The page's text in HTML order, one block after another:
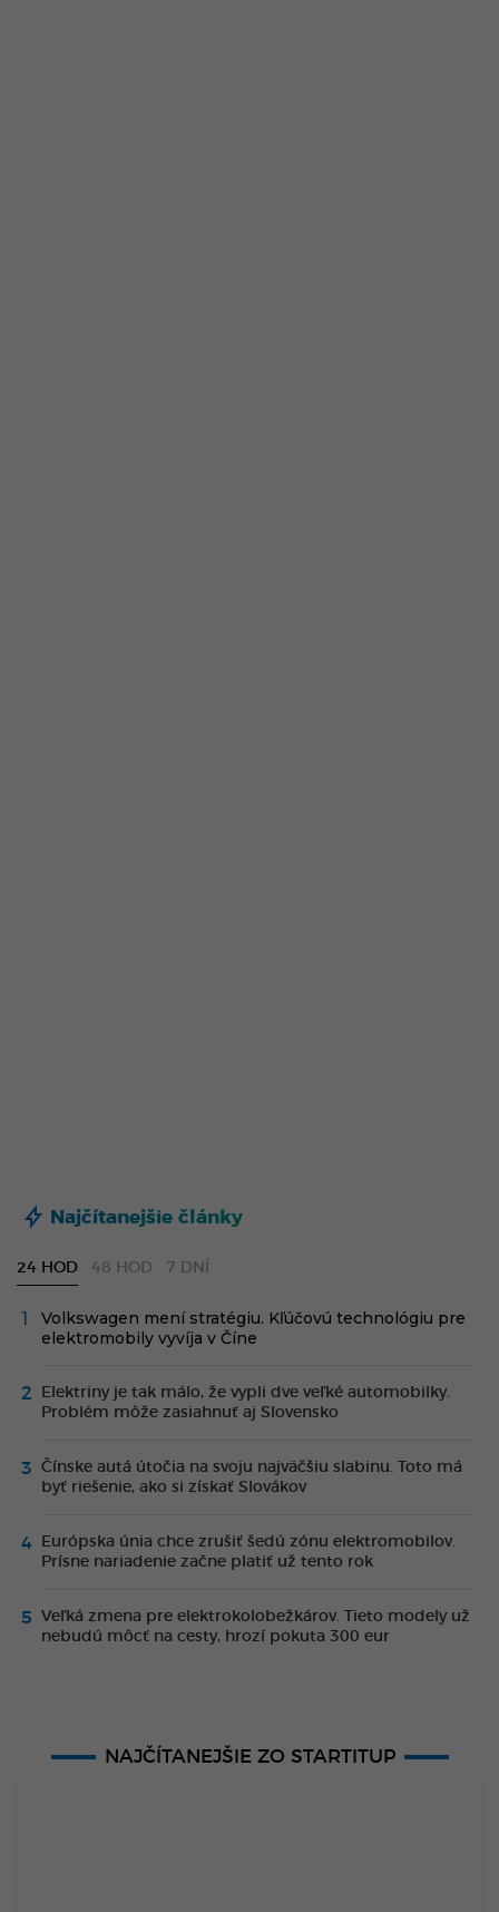
Najčítanejšie články
24 HOD 48 HOD 7 DNÍ
Volkswagen mení stratégiu. Kľúčovú technológiu pre
elektromobily vyvíja v Číne
Elektriny je tak málo, že vypli dve veľké automobilky.
Problém môže zasiahnuť aj Slovensko
Čínske autá útočia na svoju najväčšiu slabinu. Toto má
byť riešenie, ako si získať Slovákov
Európska únia chce zrušiť šedú zónu elektromobilov.
Prísne nariadenie začne platiť už tento rok
Veľká zmena pre elektrokolobežkárov. Tieto modely už
nebudú môcť na cesty, hrozí pokuta 300 eur
NAJČÍTANEJŠIE ZO STARTITUP